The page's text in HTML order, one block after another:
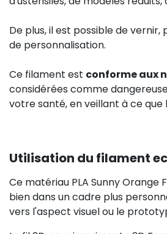
De plus, il est possible de
de personnalisation.
Ce filament est conforme aux
considérées comme
votre santé, en veillant à ce
Utilisation du filament
Ce matériau PLA Sunny
bien dans un cadre plus
vers l'aspect visuel ou le